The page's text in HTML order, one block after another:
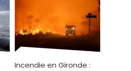
Incendie en Gironde :